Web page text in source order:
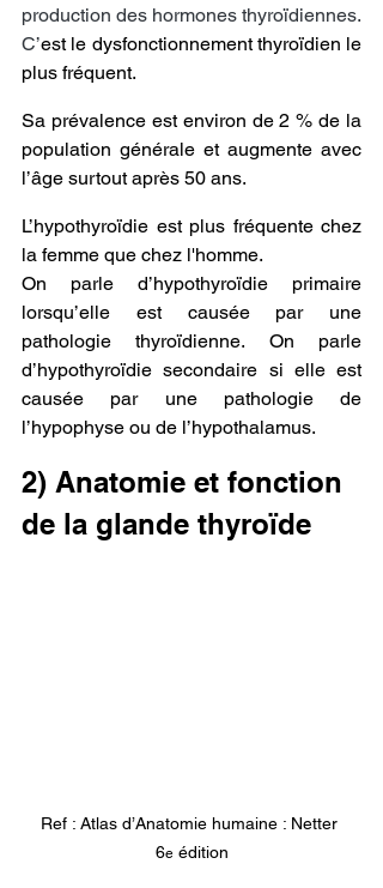
production des hormones thyroïdiennes.
C’est le dysfonctionnement thyroïdien le
plus fréquent.
Sa prévalence est environ de 2 % de la
population générale et augmente avec
l’âge surtout après 50 ans.
L’hypothyroïdie est plus fréquente chez
la femme que chez l'homme.
On parle d’hypothyroïdie primaire
lorsqu’elle est causée par une
pathologie thyroïdienne. On parle
d’hypothyroïdie secondaire si elle est
causée par une pathologie de
l’hypophyse ou de l’hypothalamus.
2) Anatomie et fonction
de la glande thyroïde
Ref : Atlas d’Anatomie humaine : Netter
6e édition